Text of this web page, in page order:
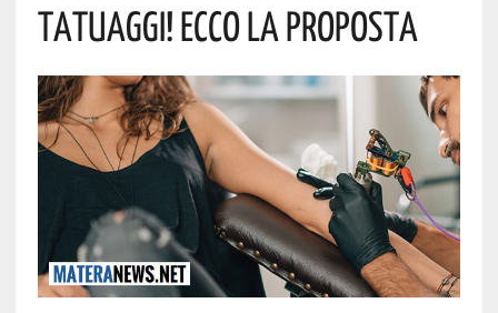
Tatuaggi! Ecco La Proposta